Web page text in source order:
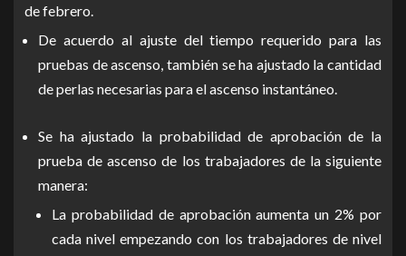
de febrero.
De acuerdo al ajuste del tiempo requerido para las
pruebas de ascenso, también se ha ajustado la cantidad
de perlas necesarias para el ascenso instantáneo.
Se ha ajustado la probabilidad de aprobación de la
prueba de ascenso de los trabajadores de la siguiente
manera:
La probabilidad de aprobación aumenta un 2% por
cada nivel empezando con los trabajadores de nivel